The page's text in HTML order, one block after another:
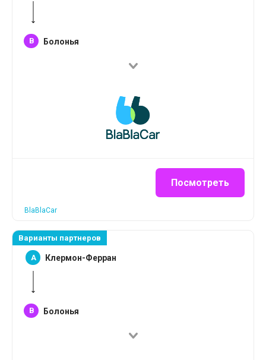
B Болонья
Посмотреть
BlaBlaCar
Варианты партнеров
A Клермон-Ферран
B Болонья